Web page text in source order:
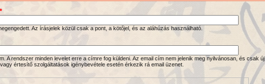
*
Az írásjelek közül csak a pont, a kötőjel, és az aláhúzás használható.
A rendszer minden levelet erre a címre fog küldeni. Az email cím nem jelenik meg nyilvánosan, és csak új
értesítő szolgáltatások igénybevétele esetén érkezik rá email üzenet.